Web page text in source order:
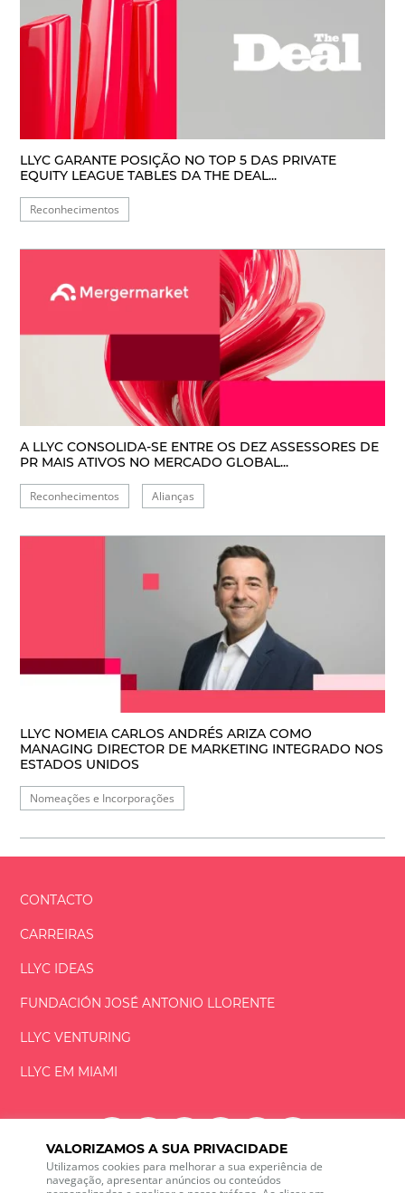
VALORIZAMOS A SUA PRIVACIDADE
Utilizamos cookies para melhorar a sua experiência de
navegação, apresentar anúncios ou conteúdos
LLYC GARANTE POSIÇÃO NO TOP 5 DAS PRIVATE
EQUITY LEAGUE TABLES DA THE DEAL...
Reconhecimentos
A LLYC CONSOLIDA-SE ENTRE OS DEZ ASSESSORES DE
PR MAIS ATIVOS NO MERCADO GLOBAL...
Reconhecimentos Alianças
LLYC NOMEIA CARLOS ANDRÉS ARIZA COMO
MANAGING DIRECTOR DE MARKETING INTEGRADO NOS
ESTADOS UNIDOS
Nomeações e Incorporações
CONTACTO
CARREIRAS
LLYC IDEAS
FUNDACIÓNJOSÉ ANTONIO LLORENTE
LLYC VENTURING
LLYC EM MIAMI
LLYC © 2026 Todos os direitos reservados